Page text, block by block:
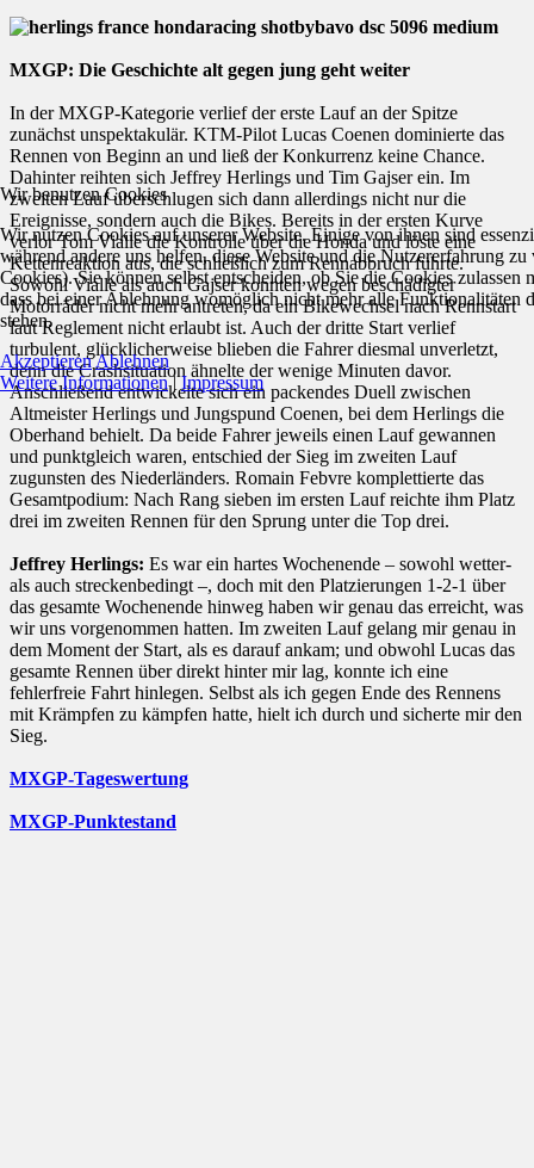
MXGP: Die Geschichte alt gegen jung geht weiter
In der MXGP-Kategorie verlief der erste Lauf an der Spitze
zunächst unspektakulär. KTM-Pilot Lucas Coenen dominierte das
Rennen von Beginn an und ließ der Konkurrenz keine Chance.
Dahinter reihten sich Jeffrey Herlings und Tim Gajser ein. Im
zweiten Lauf überschlugen sich dann allerdings nicht nur die
Ereignisse, sondern auch die Bikes. Bereits in der ersten Kurve
verlor Tom Vialle die Kontrolle über die Honda und löste eine
Kettenreaktion aus, die schließlich zum Rennabbruch führte.
Sowohl Vialle als auch Gajser konnten wegen beschädigter
Motorräder nicht mehr antreten, da ein Bikewechsel nach Rennstart
laut Reglement nicht erlaubt ist. Auch der dritte Start verlief
turbulent, glücklicherweise blieben die Fahrer diesmal unverletzt,
denn die Crashsituation ähnelte der wenige Minuten davor.
Anschließend entwickelte sich ein packendes Duell zwischen
Altmeister Herlings und Jungspund Coenen, bei dem Herlings die
Oberhand behielt. Da beide Fahrer jeweils einen Lauf gewannen
und punktgleich waren, entschied der Sieg im zweiten Lauf
zugunsten des Niederländers. Romain Febvre komplettierte das
Gesamtpodium: Nach Rang sieben im ersten Lauf reichte ihm Platz
drei im zweiten Rennen für den Sprung unter die Top drei.
Jeffrey Herlings: Es war ein hartes Wochenende – sowohl wetter-
als auch streckenbedingt –, doch mit den Platzierungen 1-2-1 über
das gesamte Wochenende hinweg haben wir genau das erreicht, was
wir uns vorgenommen hatten. Im zweiten Lauf gelang mir genau in
dem Moment der Start, als es darauf ankam; und obwohl Lucas das
gesamte Rennen über direkt hinter mir lag, konnte ich eine
fehlerfreie Fahrt hinlegen. Selbst als ich gegen Ende des Rennens
mit Krämpfen zu kämpfen hatte, hielt ich durch und sicherte mir den
Sieg.
MXGP-Tageswertung
MXGP-Punktestand
Wir benutzen Cookies
Wir nutzen Cookies auf unserer Website. Einige von ihnen sind
während andere uns helfen, diese Website und die Nutzererfahrung zu
Cookies). Sie können selbst entscheiden, ob Sie die Cookies zulassen
dass bei einer Ablehnung womöglich nicht mehr alle Funktionalitäten
stehen.
AkzeptierenAblehnen
Weitere Informationen|Impressum